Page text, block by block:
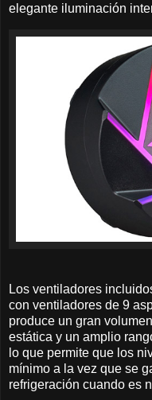
elegante iluminación
Los ventiladores
con ventiladores de 9
produce un gran
estática y un amplio
lo que permite que los
mínimo a la vez que se
refrigeración cuando es